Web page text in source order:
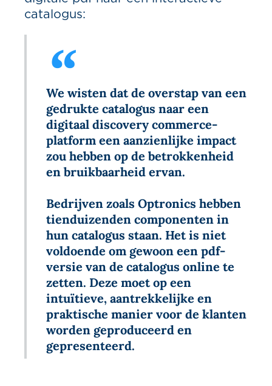
catalogus:
We wisten dat de overstap van een
gedrukte catalogus naar een
digitaal discovery commerce-
platform een aanzienlijke impact
zou hebben op de betrokkenheid
en bruikbaarheid ervan.
Bedrijven zoals Optronics hebben
tienduizenden componenten in
hun catalogus staan. Het is niet
voldoende om gewoon een pdf-
versie van de catalogus online te
zetten. Deze moet op een
intuïtieve, aantrekkelijke en
praktische manier voor de klanten
worden geproduceerd en
gepresenteerd.